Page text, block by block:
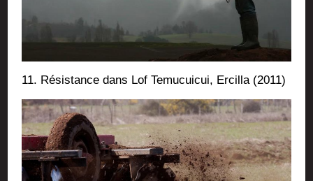
11. Résis­tance dans Lof Temu­cui­cui, Ercilla (2011)